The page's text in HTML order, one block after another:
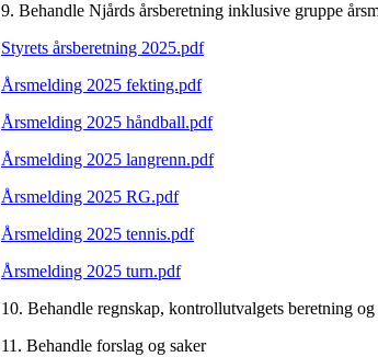
9. Behandle Njårds årsberetning inklusive gruppe
Styrets årsberetning 2025.pdf
Årsmelding 2025 fekting.pdf
Årsmelding 2025 håndball.pdf
Årsmelding 2025 langrenn.pdf
Årsmelding 2025 RG.pdf
Årsmelding 2025 tennis.pdf
Årsmelding 2025 turn.pdf
10. Behandle regnskap, kontrollutvalgets beretning
11. Behandle forslag og saker